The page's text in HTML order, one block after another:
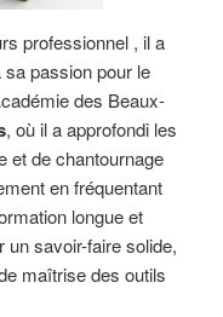
professionnel , il a
passion pour le
des Beaux-
, où il a approfondi les
et de chantournage
en fréquentant
longue et
un savoir-faire solide,
maîtrise des outils